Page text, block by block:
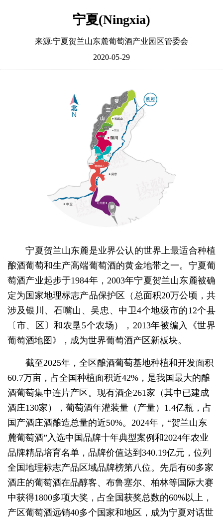
宁夏(Ningxia)
来源:宁夏贺兰山东麓葡萄酒产业园区管委会
2020-05-29
宁夏贺兰山东麓是业界公认的世界上最适合种植
酿酒葡萄和生产高端葡萄酒的黄金地带之一。宁夏葡
萄酒产业起步于1984年，2003年宁夏贺兰山东麓被确
定为国家地理标志产品保护区（总面积20万公顷，共
涉及银川、石嘴山、吴忠、中卫4个地级市的12个县
〔市、区〕和农垦5个农场），2013年被编入《世界
葡萄酒地图》，成为世界葡萄酒产区新板块。
截至2025年，全区酿酒葡萄基地种植和开发面积
60.7万亩，占全国种植面积近42%，是我国最大的酿
酒葡萄集中连片产区。现有酒企261家（其中已建成
酒庄130家），葡萄酒年灌装量（产量）1.4亿瓶，占
国产酒庄酒酿造总量的近50%。2024年，“贺兰山东
麓葡萄酒”入选中国品牌十年典型案例和2024年农业
品牌精品培育名单，品牌价值达到340.19亿元，位列
全国地理标志产品区域品牌榜第八位。先后有60多家
酒庄的葡萄酒在品醇客、布鲁塞尔、柏林等国际大赛
中获得1800多项大奖，占全国获奖总数的60%以上，
产区葡萄酒远销40多个国家和地区，成为宁夏对话世